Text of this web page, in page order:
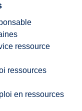
ressource
ressources
en ressources